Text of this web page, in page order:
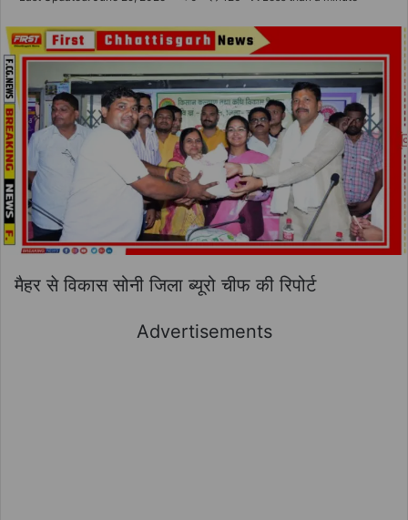
मैहर से विकास सोनी जिला ब्यूरो चीफ की रिपोर्ट
Advertisements